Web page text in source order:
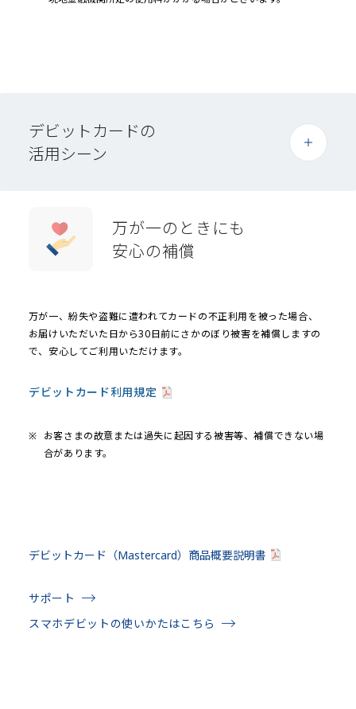
デビットカードの
活用シーン
万が一のときにも
安心の補償
万が一、紛失や盗難に遭われてカードの不正利用を被った場合、
お届けいただいた日から30日前にさかのぼり被害を補償しますの
で、安心してご利用いただけます。
デビットカード利用規定
※ お客さまの故意または過失に起因する被害等、補償できない場
合があります。
デビットカード（Mastercard）商品概要説明書
サポート
スマホデビットの使いかたはこちら